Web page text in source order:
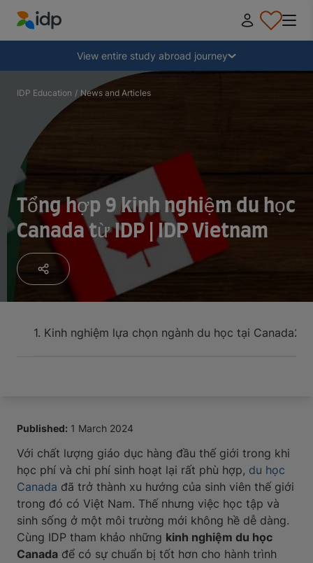
IDP Education
View entire study abroad journey
Why study abroad?
Where and what to study?
How do I apply?
After receiving an offer
Prepare to depart
Collapse
IDP Education / News and Articles
Tổng hợp 9 kinh nghiệm du học
Canada từ IDP | IDP Vietnam
1. Kinh nghiệm lựa chọn ngành du học tại Canada2.
Published: 1 March 2024
Với chất lượng giáo dục hàng đầu thế giới trong khi
học phí và chi phí sinh hoạt lại rất phù hợp, du học
Canada đã trở thành xu hướng của sinh viên thế giới
trong đó có Việt Nam. Thế nhưng việc học tập và
sinh sống ở một môi trường mới không hề dễ dàng.
Cùng IDP tham khảo những kinh nghiệm du học
Canada để có sự chuẩn bị tốt hơn cho hành trình